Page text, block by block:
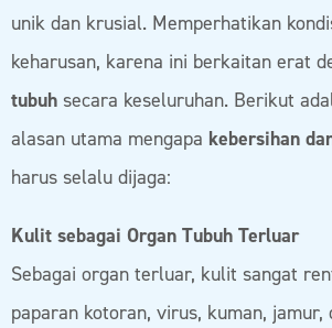
unik dan krusial. Memperhatikan
keharusan, karena ini berkaitan erat
tubuh secara keseluruhan. Berikut
alasan utama mengapa kebersihan
harus selalu dijaga:
Kulit sebagai Organ Tubuh Terluar
Sebagai organ terluar, kulit sangat
paparan kotoran, virus, kuman, jamur,